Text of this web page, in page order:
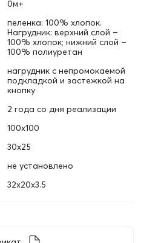
0м+
пеленка: 100% хлопок.
Нагрудник: верхний слой –
100% хлопок; нижний слой –
100% полиуретан
нагрудник с непромокаемой
подкладкой и застежкой на
кнопку
2 года со дня реализации
100х100
30х25
не установлено
32х20х3.5